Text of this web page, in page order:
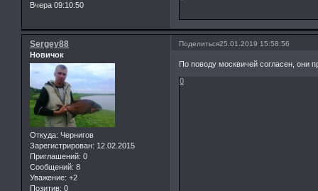
Вчера 09:10:50
Поделиться25.01.2019 15:58:56
Sergey88
Новичок
Откуда: Чернигов
Зарегистрирован: 12.02.2015
Приглашений: 0
Сообщений: 8
Уважение: +2
Позитив: 0
По поводу москвичей согласен,
0